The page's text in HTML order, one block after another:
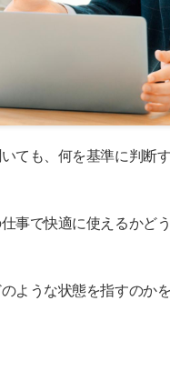
ても、何を基準に判断
事で快適に使えるかど
ような状態を指すのか